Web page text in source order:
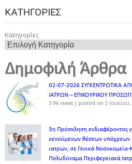
ΚΑΤΗΓΟΡΊΕΣ
Κατηγορίες
Δημοφιλή Άρθρα
02-07-2026 ΣΥΓΚΕΝΤΡΩΤΙΚΑ
ΙΑΤΡΩΝ – ΕΠΙΚΟΥΡΙΚΟΥ
3.9k views | posted on 2 Ιουλίου,
3η Πρόσκληση ενδιαφέροντος
κενούμενων θέσεων
ιατρών, σε Γενικά Νοσοκομεία-
Πολυδύναμα Περιφερειακά